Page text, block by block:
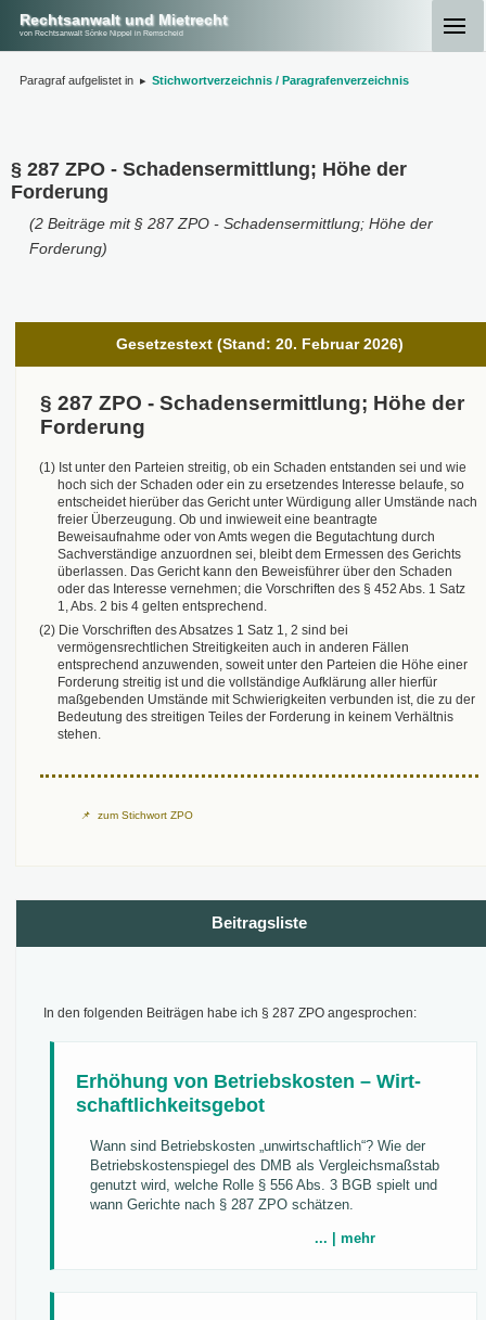
Rechtsanwalt und Mietrecht
von Rechtsanwalt Sönke Nippel in Remscheid
Paragraf aufgelistet in ▸ Stichwortverzeichnis / Paragrafenverzeichnis
§ 287 ZPO - Schadensermittlung; Höhe der
Forderung
(2 Beiträge mit § 287 ZPO - Schadensermittlung; Höhe der
Forderung)
Gesetzestext (Stand: 20. Februar 2026)
§ 287 ZPO - Schadensermittlung; Höhe der
Forderung
(1) Ist unter den Parteien streitig, ob ein Schaden entstanden sei und wie
hoch sich der Schaden oder ein zu ersetzendes Interesse belaufe, so
entscheidet hierüber das Gericht unter Würdigung aller Umstände nach
freier Überzeugung. Ob und inwieweit eine beantragte
Beweisaufnahme oder von Amts wegen die Begutachtung durch
Sachverständige anzuordnen sei, bleibt dem Ermessen des Gerichts
überlassen. Das Gericht kann den Beweisführer über den Schaden
oder das Interesse vernehmen; die Vorschriften des § 452 Abs. 1 Satz
1, Abs. 2 bis 4 gelten entsprechend.
(2) Die Vorschriften des Absatzes 1 Satz 1, 2 sind bei
vermögensrechtlichen Streitigkeiten auch in anderen Fällen
entsprechend anzuwenden, soweit unter den Parteien die Höhe einer
Forderung streitig ist und die vollständige Aufklärung aller hierfür
maßgebenden Umstände mit Schwierigkeiten verbunden ist, die zu der
Bedeutung des streitigen Teiles der Forderung in keinem Verhältnis
stehen.
zum Stichwort ZPO
Beitragsliste
In den folgenden Beiträgen habe ich § 287 ZPO angesprochen:
Er­hö­hung von Be­triebs­kos­ten – Wirt­
schaft­lich­keits­ge­bot
Wann sind Betriebskosten „unwirtschaftlich“? Wie der
Betriebskostenspiegel des DMB als Vergleichsmaßstab
genutzt wird, welche Rolle § 556 Abs. 3 BGB spielt und
wann Gerichte nach § 287 ZPO schätzen.
... | mehr